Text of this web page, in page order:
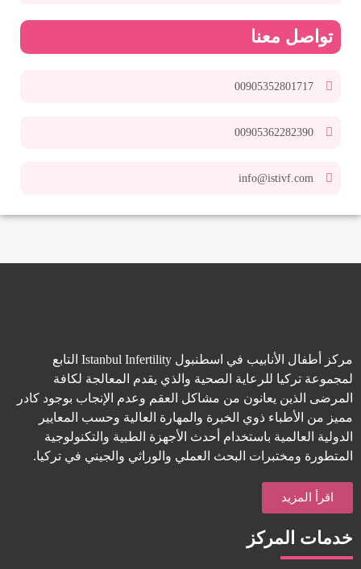
تواصل معنا
00905352801717
00905362282390
info@istivf.com
مركز أطفال الأنابيب في اسطنبول Istanbul Infertility التابع
لمجموعة تركيا للرعاية الصحية والذي يقدم المعالجة لكافة
المرضى الذين يعانون من مشاكل العقم وعدم الإنجاب بوجود كادر
مميز من الأطباء ذوي الخبرة والمهارة العالية وحسب المعايير
الدولية العالمية باستخدام أحدث الأجهزة الطبية والتكنولوجية
المتطورة ومختبرات البحث العملي والوراثي والجيني في تركيا.
اقرأ المزيد
خدمات المركز